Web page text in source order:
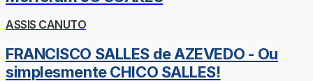
ASSIS CANUTO
FRANCISCO SALLES de AZEVEDO - Ou
simplesmente CHICO SALLES!